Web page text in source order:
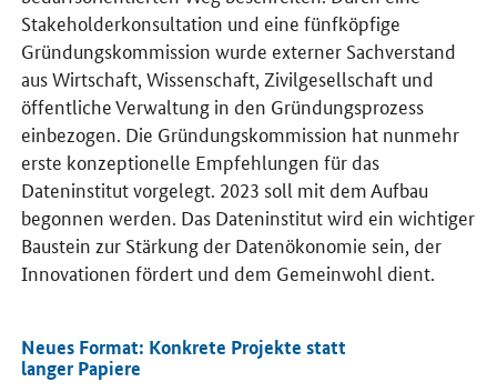
Stakeholderkonsultation und eine fünfköpfige
Gründungskommission wurde externer Sachverstand
aus Wirtschaft, Wissenschaft, Zivilgesellschaft und
öffentliche Verwaltung in den Gründungsprozess
einbezogen. Die Gründungskommission hat nunmehr
erste konzeptionelle Empfehlungen für das
Dateninstitut vorgelegt. 2023 soll mit dem Aufbau
begonnen werden. Das Dateninstitut wird ein wichtiger
Baustein zur Stärkung der Datenökonomie sein, der
Innovationen fördert und dem Gemeinwohl dient.
Neues Format: Konkrete Projekte statt
langer Papiere